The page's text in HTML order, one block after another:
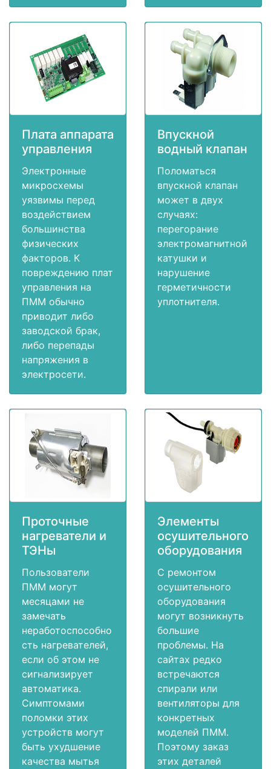
Плата аппарата
управления
Электронные
микросхемы
уязвимы перед
воздействием
большинства
физических
факторов. К
повреждению плат
управления на
ПММ обычно
приводит либо
заводской брак,
либо перепады
напряжения в
электросети.
Впускной
водный клапан
Поломаться
впускной клапан
может в двух
случаях:
перегорание
электромагнитной
катушки и
нарушение
герметичности
уплотнителя.
Проточные
нагреватели и
ТЭНы
Пользователи
ПММ могут
месяцами не
замечать
неработоспособно
сть нагревателей,
если об этом не
сигнализирует
автоматика.
Симптомами
поломки этих
устройств могут
быть ухудшение
качества мытья
Элементы
осушительного
оборудования
С ремонтом
осушительного
оборудования
могут возникнуть
большие
проблемы. На
сайтах редко
встречаются
спирали или
вентиляторы для
конкретных
моделей ПММ.
Поэтому заказ
этих деталей